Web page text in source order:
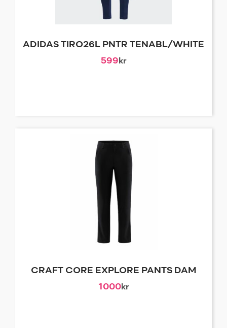
ADIDAS TIRO26L PNTR TENABL/WHITE
599kr
CRAFT CORE EXPLORE PANTS DAM
1000kr